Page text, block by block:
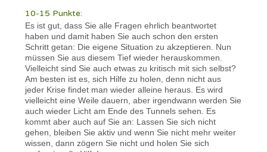
10-15 Punkte:
Es ist gut, dass Sie alle Fragen ehrlich beantwortet
haben und damit haben Sie auch schon den ersten
Schritt getan: Die eigene Situation zu akzeptieren. Nun
müssen Sie aus diesem Tief wieder herauskommen.
Vielleicht sind Sie auch etwas zu kritisch mit sich selbst?
Am besten ist es, sich Hilfe zu holen, denn nicht aus
jeder Krise findet man wieder alleine heraus. Es wird
vielleicht eine Weile dauern, aber irgendwann werden Sie
auch wieder Licht am Ende des Tunnels sehen. Es
kommt aber auch auf Sie an: Lassen Sie sich nicht
gehen, bleiben Sie aktiv und wenn Sie nicht mehr weiter
wissen, dann zögern Sie nicht und holen Sie sich